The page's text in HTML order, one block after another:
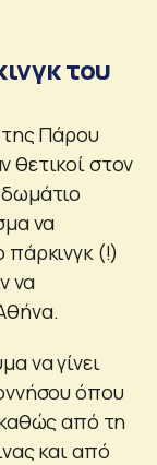
του
της Πάρου
θετικοί στον
να
πάρκινγκ (!)
να
να γίνει
όπου
καθώς από τη
και από